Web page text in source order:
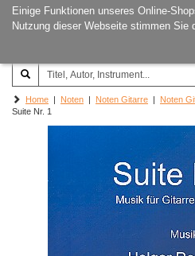
Einige Funktionen unseres Online-
Nutzung dieser Webseite stimmen Sie
Joachim‐Trekel‐Musikverlag,
Hamburg
Home | Noten | Noten Gitarre | Noten
Suite Nr. 1